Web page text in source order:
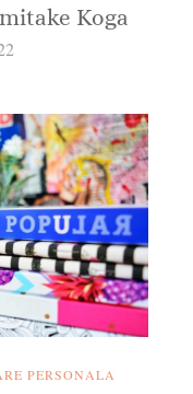
Koga
PERSONALA